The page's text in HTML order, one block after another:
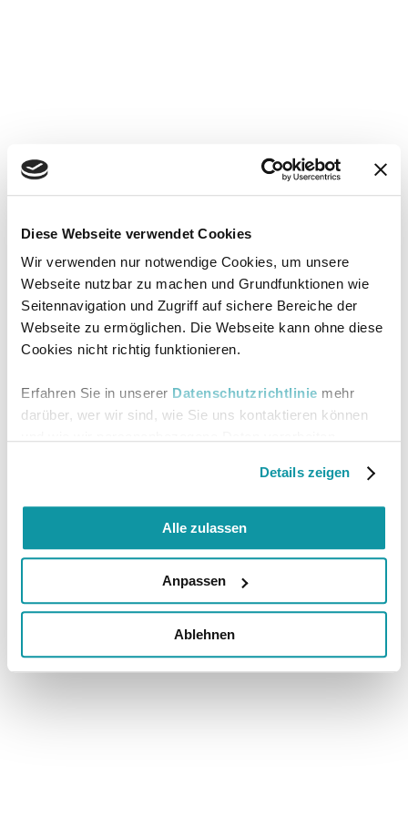
Diese Webseite verwendet Cookies
Wir verwenden nur notwendige Cookies, um unsere
Webseite nutzbar zu machen und Grundfunktionen wie
Seitennavigation und Zugriff auf sichere Bereiche der
Webseite zu ermöglichen. Die Webseite kann ohne diese
Cookies nicht richtig funktionieren.
Erfahren Sie in unserer Datenschutzrichtlinie mehr
darüber, wer wir sind, wie Sie uns kontaktieren können
Details zeigen
Alle zulassen
Anpassen
Ablehnen